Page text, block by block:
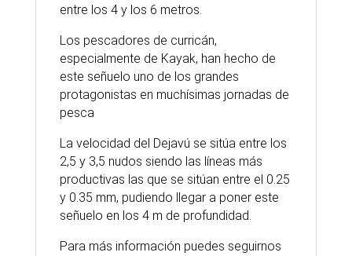
entre los 4 y los 6 metros.
Los pescadores de curricán,
especialmente de Kayak, han hecho de
este señuelo uno de los grandes
protagonistas en muchísimas jornadas de
pesca
La velocidad del Dejavú se sitúa entre los
2,5 y 3,5 nudos siendo las líneas más
productivas las que se sitúan entre el 0.25
y 0.35 mm, pudiendo llegar a poner este
señuelo en los 4 m de profundidad.
Para más información puedes seguirnos